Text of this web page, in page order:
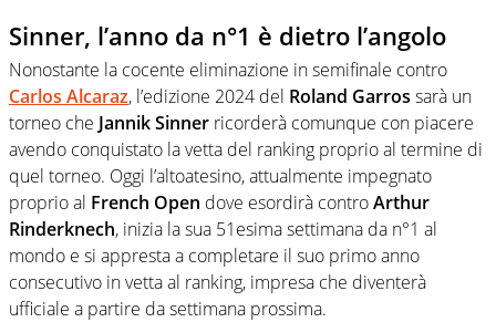
Sinner, l’anno da n°1 è dietro l’angolo
Nonostante la cocente eliminazione in semifinale contro
Carlos Alcaraz, l’edizione 2024 del Roland Garros sarà un
torneo che Jannik Sinner ricorderà comunque con piacere
avendo conquistato la vetta del ranking proprio al termine di
quel torneo. Oggi l’altoatesino, attualmente impegnato
proprio al French Open dove esordirà controArthur
Rinderknech, inizia la sua 51esima settimana da n°1 al
mondo e si appresta a completare il suo primo anno
consecutivo in vetta al ranking, impresa che diventerà
ufficiale a partire da settimana prossima.